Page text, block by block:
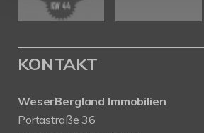
KONTAKT
WeserBergland Immobilien
Portastraße 36